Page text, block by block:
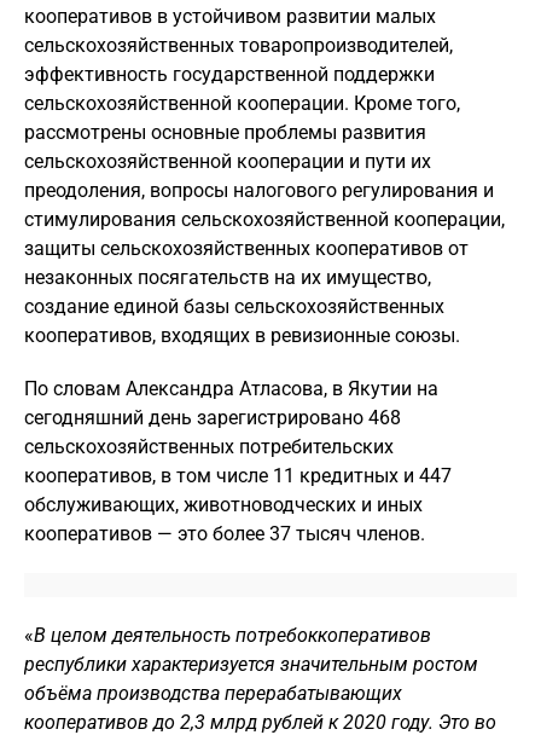
кооперативов в устойчивом развитии малых
сельскохозяйственных товаропроизводителей,
эффективность государственной поддержки
сельскохозяйственной кооперации. Кроме того,
рассмотрены основные проблемы развития
сельскохозяйственной кооперации и пути их
преодоления, вопросы налогового регулирования и
стимулирования сельскохозяйственной кооперации,
защиты сельскохозяйственных кооперативов от
незаконных посягательств на их имущество,
создание единой базы сельскохозяйственных
кооперативов, входящих в ревизионные союзы.
По словам Александра Атласова, в Якутии на
сегодняшний день зарегистрировано 468
сельскохозяйственных потребительских
кооперативов, в том числе 11 кредитных и 447
обслуживающих, животноводческих и иных
кооперативов — это более 37 тысяч членов.
«В целом деятельность потребоккоперативов
республики характеризуется значительным ростом
объёма производства перерабатывающих
кооперативов до 2,3 млрд рублей к 2020 году. Это во